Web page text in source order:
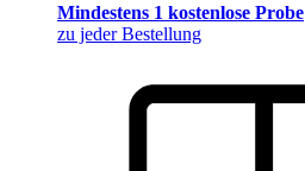
Mindestens 1 kostenlose Probe
zu jeder Bestellung